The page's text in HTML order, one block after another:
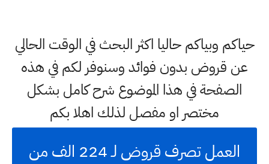
حياكم وبياكم حاليا اكثر البحث في الوقت الحالي
عن قروض بدون فوائد وسنوفر لكم في هذه
الصفحة في هذا الموضوع شرح كامل بشكل
مختصر او مفصل لذلك اهلا بكم
العمل تصرف قروض لـ 224 الف من